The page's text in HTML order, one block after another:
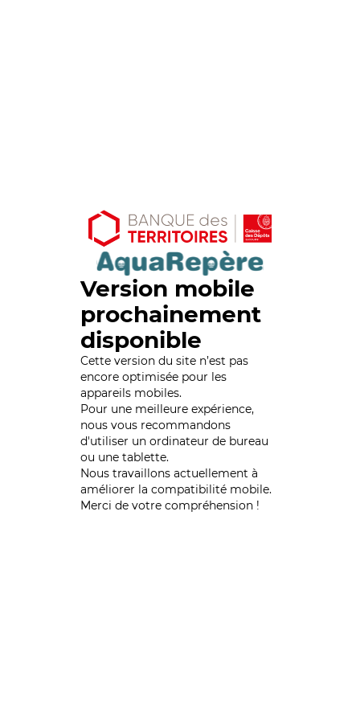
Version mobile
prochainement
disponible
Cette version du site n’est pas
encore optimisée pour les
appareils mobiles.
Pour une meilleure expérience,
nous vous recommandons
d'utiliser un ordinateur de bureau
ou une tablette.
Nous travaillons actuellement à
améliorer la compatibilité mobile.
Merci de votre compréhension !